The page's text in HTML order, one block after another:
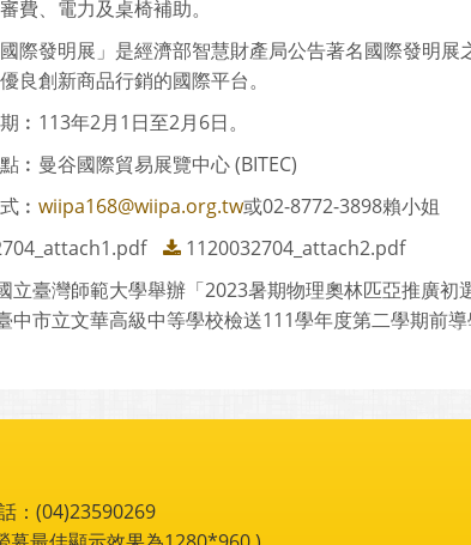
費、電力及桌椅補助。
際發明展」是經濟部智慧財產局公告著名國際發明
良創新商品行銷的國際平台。
︰113年2月1日至2月6日。
︰曼谷國際貿易展覽中心 (BITEC)
︰ wiipa168@wiipa.org.tw或02-8772-3898賴小姐
1120032704_attach2.pdf
立臺灣師範大學舉辦「2023暑期物理奧林匹亞推廣初
中市立文華高級中等學校檢送111學年度第二學期前
：(04)23590269